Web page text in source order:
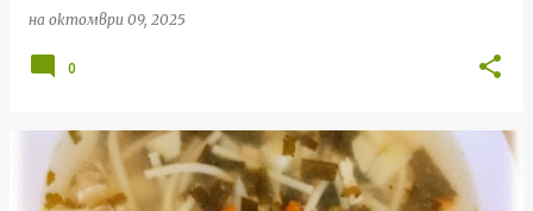
на октомври 09, 2025
0